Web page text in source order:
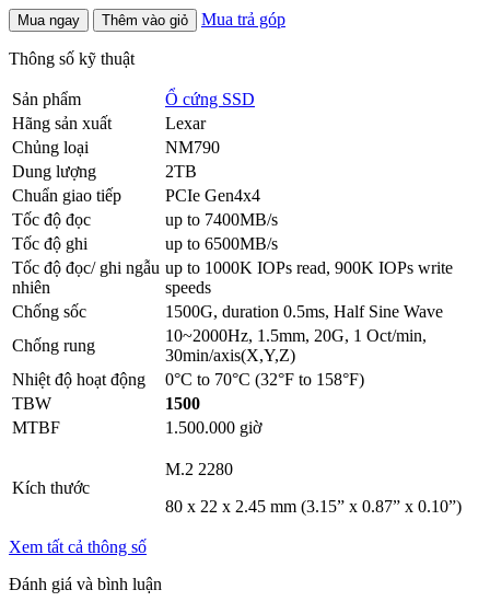
Mua ngay Thêm vào giỏ Mua trả góp
Thông số kỹ thuật
Sản phẩm
Ổ cứng SSD
Hãng sản xuất
Lexar
Chủng loại
NM790
Dung lượng
2TB
Chuẩn giao tiếp
PCIe Gen4x4
Tốc độ đọc
up to 7400MB/s
Tốc độ ghi
up to 6500MB/s
Tốc độ đọc/ ghi ngẫu
nhiên
up to 1000K IOPs read, 900K IOPs write
speeds
Chống sốc
1500G, duration 0.5ms, Half Sine Wave
Chống rung
10~2000Hz, 1.5mm, 20G, 1 Oct/min,
30min/axis(X,Y,Z)
Nhiệt độ hoạt động
0°C to 70°C (32°F to 158°F)
TBW
1500
MTBF
1.500.000 giờ
Kích thước
M.2 2280
80 x 22 x 2.45 mm (3.15” x 0.87” x 0.10”)
Xem tất cả thông số
Đánh giá và bình luận